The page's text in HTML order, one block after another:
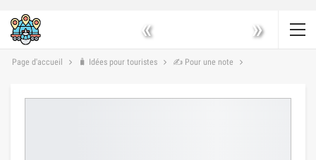
« »
Page d'accueil 🧳 Idées pour touristes ✍ Pour une note